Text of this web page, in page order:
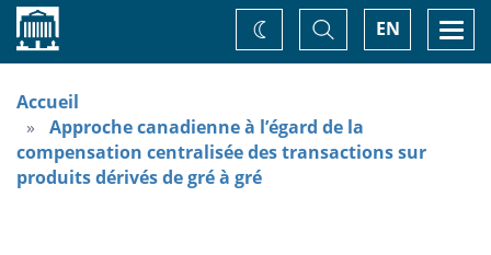
Accueil EN
Basculer
la
recherche
Changez
de
Accueil
Approche canadienne à l’égard de la
compensation centralisée des transactions sur
produits dérivés de gré à gré